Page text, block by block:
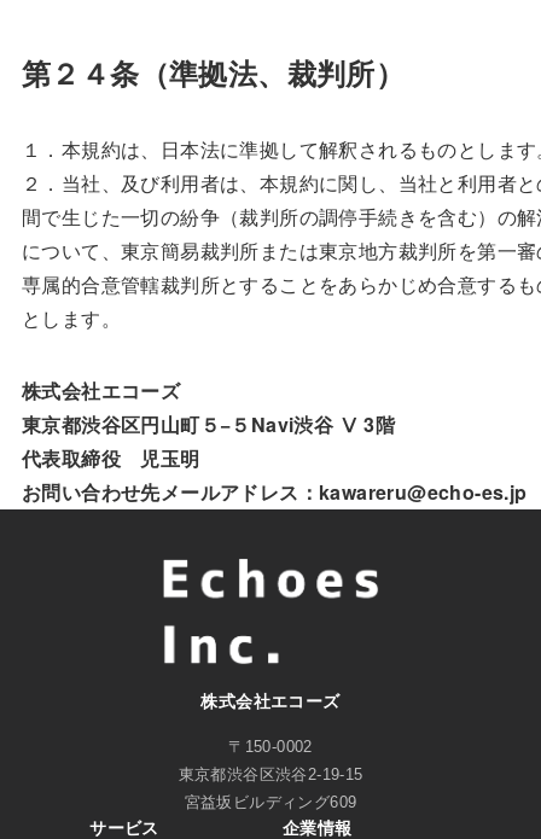
第２４条（準拠法、裁判所）
１．本規約は、日本法に準拠して解釈されるものとしま
２．当社、及び利用者は、本規約に関し、当社と利用者
間で生じた一切の紛争（裁判所の調停手続きを含む）の
について、東京簡易裁判所または東京地方裁判所を第一
専属的合意管轄裁判所とすることをあらかじめ合意する
とします。
株式会社エコーズ
東京都渋谷区円山町５−５Navi渋谷 Ⅴ 3階
代表取締役 児玉明
お問い合わせ先メールアドレス：kawareru@echo-es.jp
株式会社エコーズ
〒150-0002
東京都渋谷区渋谷2-19-15
宮益坂ビルディング609
サービス 企業情報